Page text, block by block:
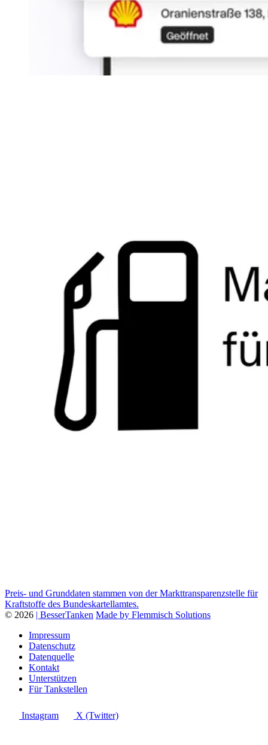
Preis- und Grunddaten stammen von der Markttransparenzstelle für
Kraftstoffe des Bundeskartellamtes.
© 2026
| BesserTanken Made by Flemmisch Solutions
Impressum
Datenschutz
Datenquelle
Kontakt
Unterstützen
Für Tankstellen
Instagram X (Twitter)